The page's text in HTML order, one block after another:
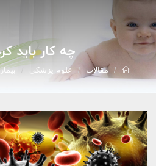
چه کار باید
مقالات علوم پزشکی